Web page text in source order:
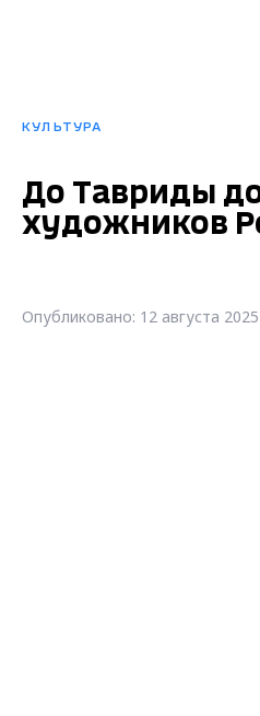
КУЛЬТУРА
До Тавриды
художников
Опубликовано: 12 августа